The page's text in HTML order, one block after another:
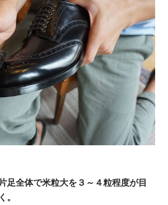
足全体で米粒大を３～４粒程度が目
。